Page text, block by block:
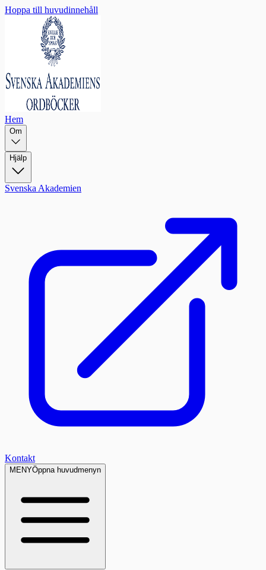
Hoppa till huvudinnehåll
Hem
Om
Hjälp
Svenska Akademien
Kontakt
MENYÖppna huvudmenyn